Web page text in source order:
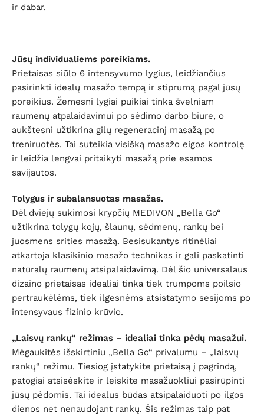
ir dabar.
Jūsų individualiems poreikiams.
Prietaisas siūlo 6 intensyvumo lygius, leidžiančius
pasirinkti idealų masažo tempą ir stiprumą pagal jūsų
poreikius. Žemesni lygiai puikiai tinka švelniam
raumenų atpalaidavimui po sėdimo darbo biure, o
aukštesni užtikrina gilų regeneracinį masažą po
treniruotės. Tai suteikia visišką masažo eigos kontrolę
ir leidžia lengvai pritaikyti masažą prie esamos
savijautos.
Tolygus ir subalansuotas masažas.
Dėl dviejų sukimosi krypčių MEDIVON „Bella Go“
užtikrina tolygų kojų, šlaunų, sėdmenų, rankų bei
juosmens srities masažą. Besisukantys ritinėliai
atkartoja klasikinio masažo technikas ir gali paskatinti
natūralų raumenų atsipalaidavimą. Dėl šio universalaus
dizaino prietaisas idealiai tinka tiek trumpoms poilsio
pertraukėlėms, tiek ilgesnėms atsistatymo sesijoms po
intensyvaus fizinio krūvio.
„Laisvų rankų“ režimas – idealiai tinka pėdų masažui.
Mėgaukitės išskirtiniu „Bella Go“ privalumu – „laisvų
rankų“ režimu. Tiesiog įstatykite prietaisą į pagrindą,
patogiai atsisėskite ir leiskite masažuokliui pasirūpinti
jūsų pėdomis. Tai idealus būdas atsipalaiduoti po ilgos
dienos net nenaudojant rankų. Šis režimas taip pat